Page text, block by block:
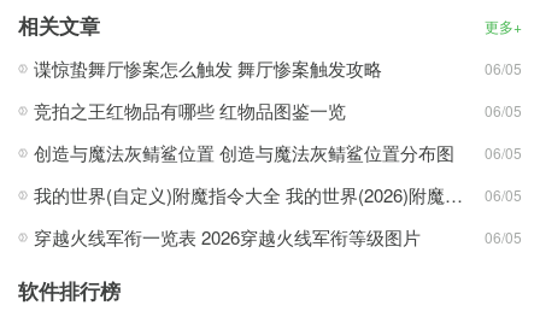
捆绑插件。
新颖玩法：
1、各种各样的纯粹的服务功能，可以轻松的实现真正的告诉运行；
2、提供一个让人平静而富有创意的空间，基层整体是没有太多变化
3、为不同的用户提供不同的操作模式，可以方便地提供各种便捷的
服务。
攻略心得：
相关文章 更多+
谍惊蛰舞厅惨案怎么触发 舞厅惨案触发攻略 06/05
竞拍之王红物品有哪些 红物品图鉴一览 06/05
创造与魔法灰鲭鲨位置 创造与魔法灰鲭鲨位置分布图 06/05
我的世界(自定义)附魔指令大全 我的世界(2026)附魔指令代码大全 06/05
穿越火线军衔一览表 2026穿越火线军衔等级图片 06/05
软件排行榜